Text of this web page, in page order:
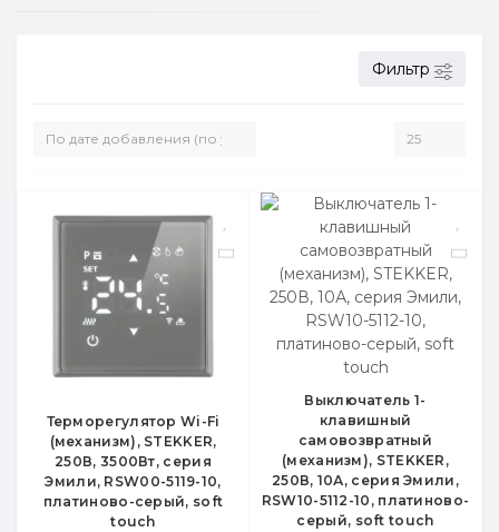
Фильтр
Терморегулятор Wi-Fi
(механизм), STEKKER,
250В, 3500Вт, серия
Эмили, RSW00-5119-10,
платиново-серый, soft
touch
Выключатель 1-
клавишный
самовозвратный
(механизм), STEKKER,
250В, 10А, серия Эмили,
RSW10-5112-10, платиново-
серый, soft touch